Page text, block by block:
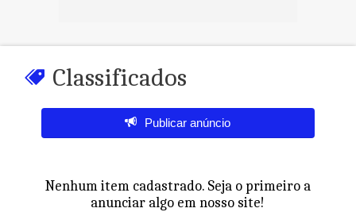
Classificados
Publicar anúncio
Nenhum item cadastrado. Seja o primeiro a
anunciar algo em nosso site!